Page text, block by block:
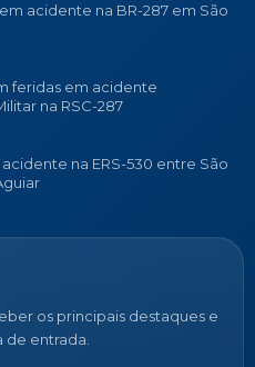
acidente na BR-287 em São
feridas em acidente
na RSC-287
na ERS-530 entre São
os principais destaques e
de entrada.